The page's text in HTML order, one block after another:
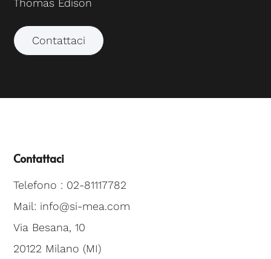
Contattaci
Contattaci
Telefono : 02-81117782
Mail: info@si-mea.com
Via Besana, 10
20122 Milano (MI)